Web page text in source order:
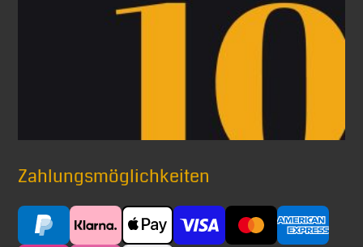
Zahlungsmöglichkeiten